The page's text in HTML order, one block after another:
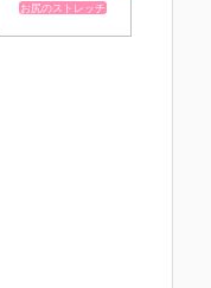
お尻のストレッチ